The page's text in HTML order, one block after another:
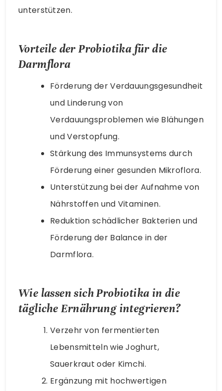
unterstützen.
Vorteile der Probiotika für die
Darmflora
Förderung der Verdauungsgesundheit
und Linderung von
Verdauungsproblemen wie Blähungen
und Verstopfung.
Stärkung des Immunsystems durch
Förderung einer gesunden Mikroflora.
Unterstützung bei der Aufnahme von
Nährstoffen und Vitaminen.
Reduktion schädlicher Bakterien und
Förderung der Balance in der
Darmflora.
Wie lassen sich Probiotika in die
tägliche Ernährung integrieren?
Verzehr von fermentierten
Lebensmitteln wie Joghurt,
Sauerkraut oder Kimchi.
Ergänzung mit hochwertigen